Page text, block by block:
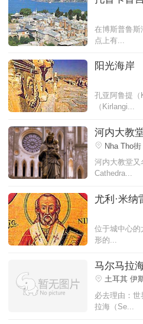
在博斯普鲁斯
点上有...
阳光海岸
孔亚阿鲁提（
（Kirlangi...
河内大教
Nha Tho街
河内大教堂又
Cathedra...
尤利·米纳
位于城中心的
形的...
马尔马拉
土耳其 伊
必去理由：
拉海（Se...